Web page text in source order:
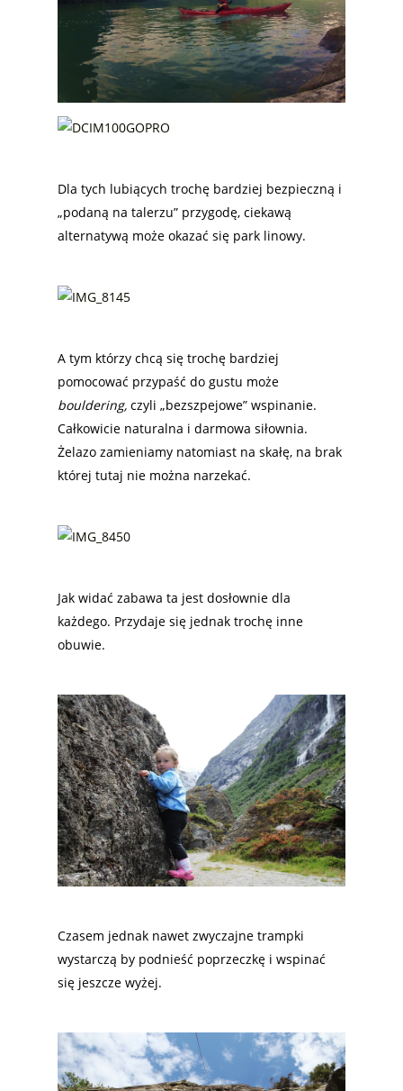
Dla tych lubiących trochę bardziej bezpieczną i
„podaną na talerzu” przygodę, ciekawą
alternatywą może okazać się park linowy.
A tym którzy chcą się trochę bardziej
pomocować przypaść do gustu może
bouldering, czyli „bezszpejowe” wspinanie.
Całkowicie naturalna i darmowa siłownia.
Żelazo zamieniamy natomiast na skałę, na brak
której tutaj nie można narzekać.
Jak widać zabawa ta jest dosłownie dla
każdego. Przydaje się jednak trochę inne
obuwie.
Czasem jednak nawet zwyczajne trampki
wystarczą by podnieść poprzeczkę i wspinać
się jeszcze wyżej.